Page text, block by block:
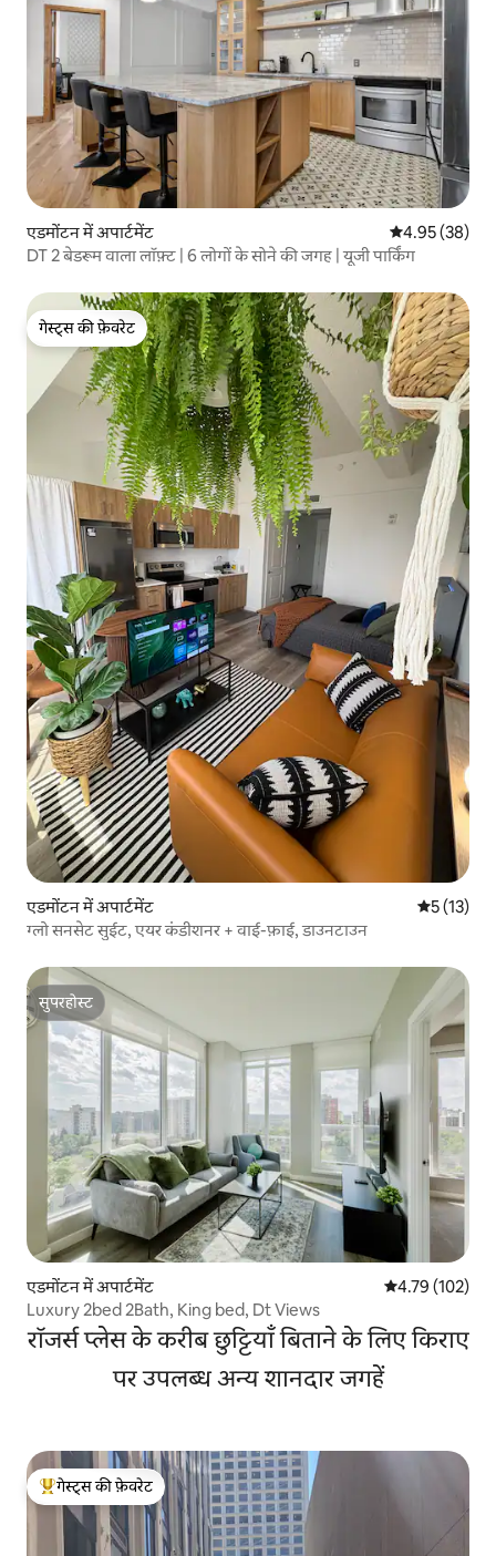
एडमोंटन में अपार्टमेंट औसत रेटिंग 5 में
4.95 (38)
DT 2 बेडरूम वाला लॉफ़्ट | 6 लोगों के सोने की जगह | यूजी पार्किंग
गेस्ट्स की फ़ेवरेट
गेस्ट्स की फ़ेवरेट
एडमोंटन में अपार्टमेंट औसत रेटिंग
5 (13)
ग्लो सनसेट सुईट, एयर कंडीशनर + वाई-फ़ाई, डाउनटाउन
सुपरहोस्ट
सुपरहोस्ट
एडमोंटन में अपार्टमेंट औसत रेटिंग 5 में से
4.79 (102)
Luxury 2bed 2Bath, King bed, Dt Views
रॉजर्स प्लेस के करीब छुट्टियाँ बिताने के लिए किराए
पर उपलब्ध अन्य शानदार जगहें
गेस्ट्स का टॉप फ़ेवरेट
गेस्ट्स की फ़ेवरेट